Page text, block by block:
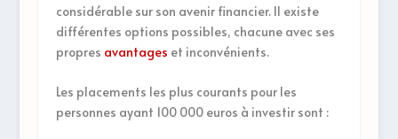
considérable sur son avenir financier. Il existe
différentes options possibles, chacune avec ses
propres avantages et inconvénients.
Les placements les plus courants pour les
personnes ayant 100 000 euros à investir sont :